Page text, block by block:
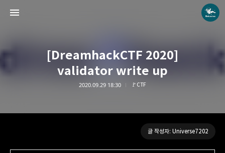
[DreamhackCTF 2020]
validator write up
2020.09.29 18:30 🚩CTF
글 작성자: Universe7202
Universe blog
Universe7202